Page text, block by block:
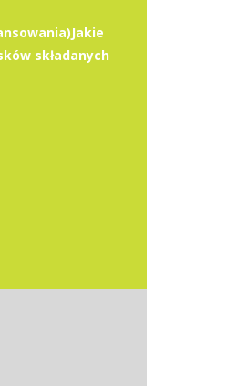
składanych